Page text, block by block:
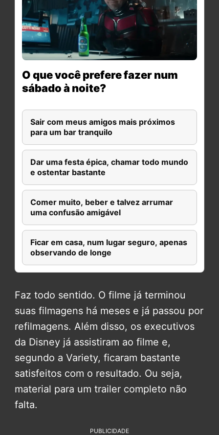
O que você prefere fazer num
sábado à noite?
Sair com meus amigos mais próximos
para um bar tranquilo
Dar uma festa épica, chamar todo mundo
e ostentar bastante
Comer muito, beber e talvez arrumar
uma confusão amigável
Ficar em casa, num lugar seguro, apenas
observando de longe
Faz todo sentido. O filme já terminou
suas filmagens há meses e já passou por
refilmagens. Além disso, os executivos
da Disney já assistiram ao filme e,
segundo a Variety, ficaram bastante
satisfeitos com o resultado. Ou seja,
material para um trailer completo não
falta.
PUBLICIDADE